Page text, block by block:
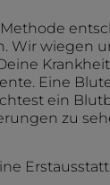
Wir wiegen
Eine
ein
zu